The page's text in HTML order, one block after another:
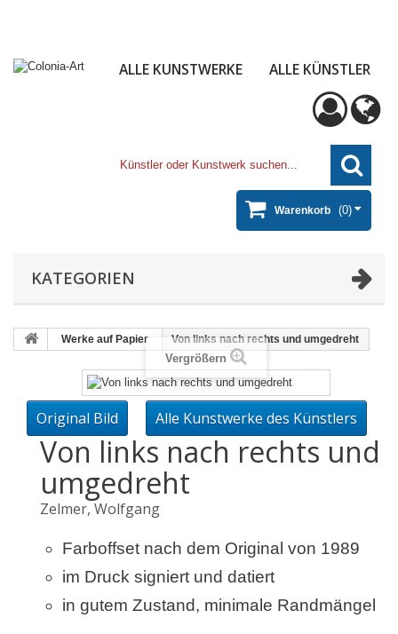
ALLE KUNSTWERKE ALLE KÜNSTLER
Warenkorb (0)
KATEGORIEN
Werke auf Papier Von links nach rechts und umgedreht
Vergrößern
Original Bild Alle Kunstwerke des Künstlers
Von links nach rechts und
umgedreht
Zelmer, Wolfgang
Farboffset nach dem Original von 1989
im Druck signiert und datiert
in gutem Zustand, minimale Randmängel